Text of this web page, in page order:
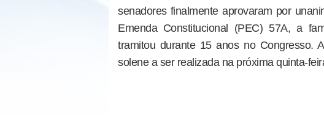
senadores finalmente aprovaram por
Emenda Constitucional (PEC) 57A, a
tramitou durante 15 anos no Congresso.
solene a ser realizada na próxima quinta-